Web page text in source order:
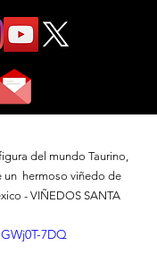
del mundo Taurino,
un  hermoso viñedo de
- VIÑEDOS SANTA
7DQ